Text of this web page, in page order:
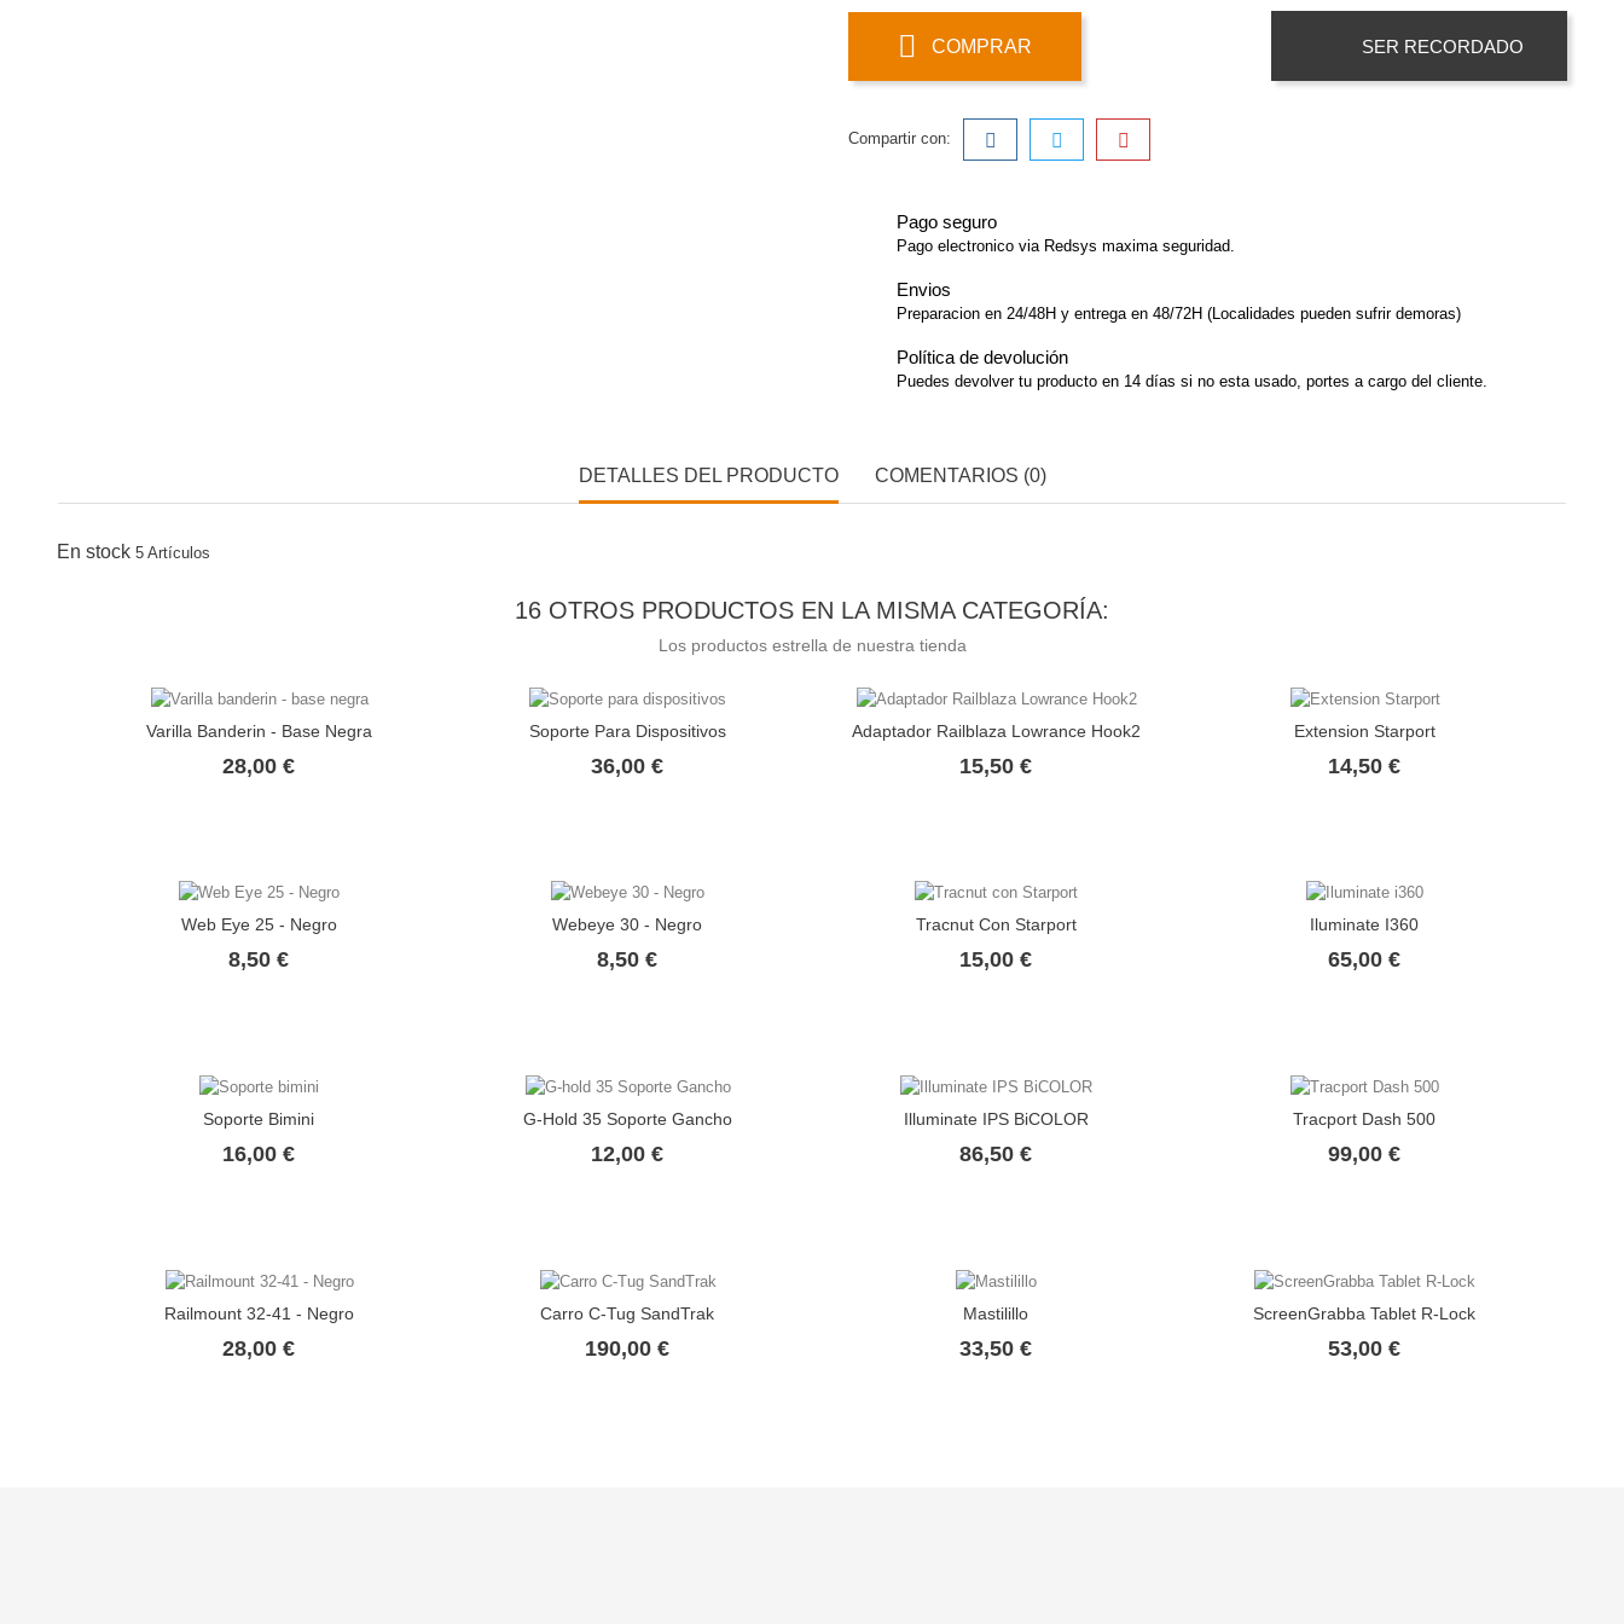
COMPRAR SER RECORDADO
Compartir con:
Pago seguro
Pago electronico via Redsys maxima seguridad.
Envios
Preparacion en 24/48H y entrega en 48/72H (Localidades pueden sufrir demoras)
Política de devolución
Puedes devolver tu producto en 14 días si no esta usado, portes a cargo del cliente.
DETALLES DEL PRODUCTO COMENTARIOS (0)
En stock 5 Artículos
16 OTROS PRODUCTOS EN LA MISMA CATEGORÍA:
Los productos estrella de nuestra tienda
Varilla Banderin - Base Negra
28,00 €Precio
Soporte Para Dispositivos
36,00 €Precio
Adaptador Railblaza Lowrance Hook2
15,50 €Precio
Extension Starport
14,50 €Precio
Web Eye 25 - Negro
8,50 €Precio
Webeye 30 - Negro
8,50 €Precio
Tracnut Con Starport
15,00 €Precio
Iluminate I360
65,00 €Precio
Soporte Bimini
16,00 €Precio
G-Hold 35 Soporte Gancho
12,00 €Precio
Illuminate IPS BiCOLOR
86,50 €Precio
Tracport Dash 500
99,00 €Precio
Railmount 32-41 - Negro
28,00 €Precio
Carro C-Tug SandTrak
190,00 €Precio
Mastilillo
33,50 €Precio
ScreenGrabba Tablet R-Lock
53,00 €Precio